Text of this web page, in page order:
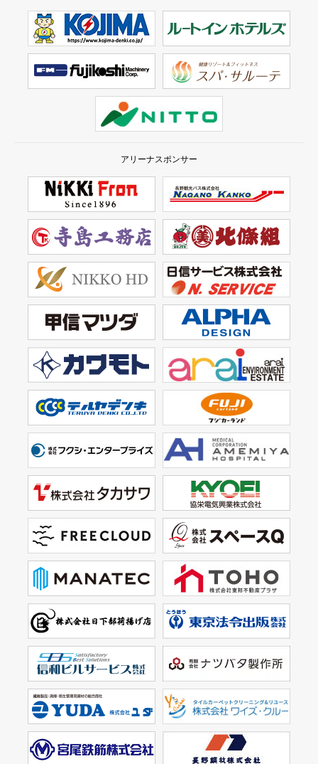
アリーナスポンサー